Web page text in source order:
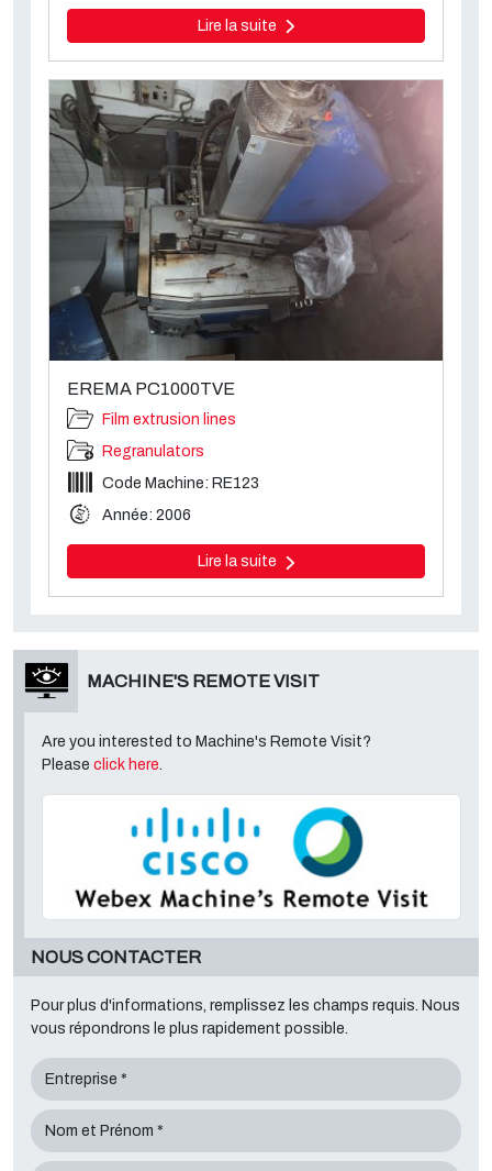
Lire la suite
EREMA PC1000TVE
Film extrusion lines
Regranulators
Code Machine: RE123
Année: 2006
Lire la suite
MACHINE'S REMOTE VISIT
Are you interested to Machine's Remote Visit?
Please click here.
NOUS CONTACTER
Pour plus d'informations, remplissez les champs requis. Nous
vous répondrons le plus rapidement possible.
Entreprise *
Nom et Prénom *